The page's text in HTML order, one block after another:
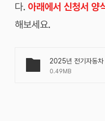
다. 아래에서 신청서 양
해보세요.
2025년 전기자동차
0.49MB